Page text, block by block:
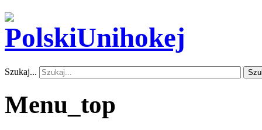
Szukaj...
Menu_top